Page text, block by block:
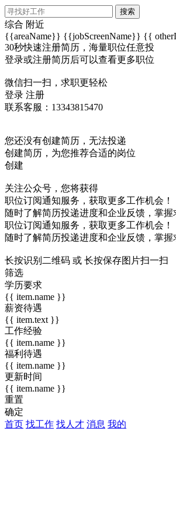
搜索
综合 附近
{{areaName}} {{jobScreenName}} {{
30秒快速注册简历，海量职位任意投
登录或注册简历后可以查看更多职位
微信扫一扫，求职更轻松
登录 注册
联系客服：13343815470
您还没有创建简历，无法投递
创建简历，为您推荐合适的岗位
创建
关注公众号，您将获得
职位订阅通知服务，获取更多工作机会！
随时了解简历投递进度和企业反馈，掌握
职位订阅通知服务，获取更多工作机会！
随时了解简历投递进度和企业反馈，掌握
长按识别二维码 或 长按保存图片扫一扫
筛选
学历要求
{{ item.name }}
薪资待遇
{{ item.text }}
工作经验
{{ item.name }}
福利待遇
{{ item.name }}
更新时间
{{ item.name }}
重置
确定
首页 找工作 找人才 消息 我的